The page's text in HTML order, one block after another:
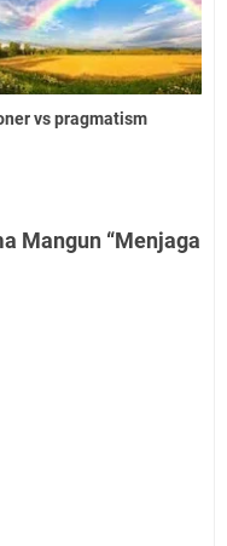
vs pragmatism
Mangun “Menjaga